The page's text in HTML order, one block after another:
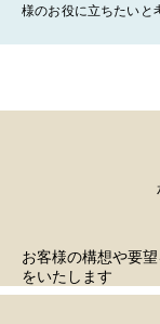
様のお役に立ちたいと
お客様の構想や要
をいたします